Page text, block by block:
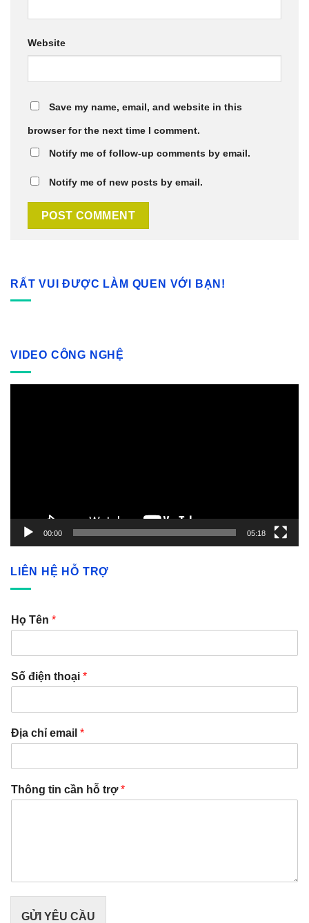
Website
Save my name, email, and website in this
browser for the next time I comment.
Notify me of follow-up comments by email.
Notify me of new posts by email.
RẤT VUI ĐƯỢC LÀM QUEN VỚI BẠN!
VIDEO CÔNG NGHỆ
00:00 05:18
LIÊN HỆ HỖ TRỢ
Họ Tên *
Số điện thoại *
Địa chỉ email *
Thông tin cần hỗ trợ*
GỬI YÊU CẦU